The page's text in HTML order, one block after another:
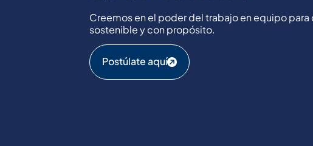
Creemos en el poder del trabajo en equipo para
sostenible y con propósito.
Postúlate aquí